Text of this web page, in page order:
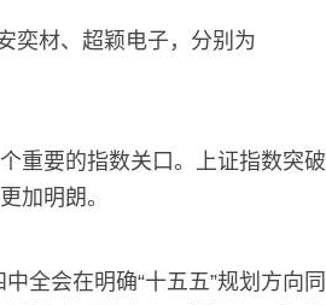
材、超颖电子，分别为
要的指数关口。上证指数突破
加明朗。
会在明确“十五五”规划方向同